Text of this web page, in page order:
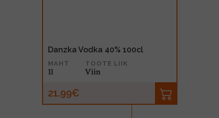
Danzka Vodka 40% 100cl
MAHT
1l
TOOTE LIIK
Viin
21.99€